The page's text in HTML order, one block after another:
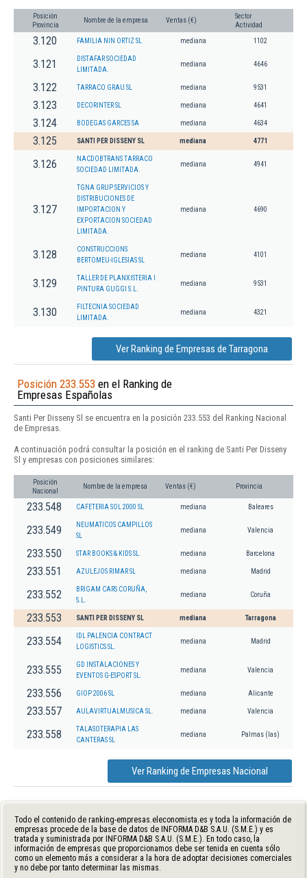
Posición
Provincia
Nombre de la empresa Ventas (€)
Sector
Actividad
3.120 FAMILIA NIN ORTIZ SL mediana 1102
3.121
DISTAFAR SOCIEDAD
LIMITADA.
mediana 4646
3.122 TARRACO GRAU SL mediana 9531
3.123 DECORINTER SL mediana 4641
3.124 BODEGAS GARCES SA mediana 4634
3.125 SANTI PER DISSENY SL mediana 4771
3.126
NACDOBTRANS TARRACO
SOCIEDAD LIMITADA.
mediana 4941
3.127
TGNA GRUP SERVICIOS Y
DISTRIBUCIONES DE
IMPORTACION Y
EXPORTACION SOCIEDAD
LIMITADA.
mediana 4690
3.128
CONSTRUCCIONS
BERTOMEU-IGLESIAS SL
mediana 4101
3.129
TALLER DE PLANXISTERIA I
PINTURA GUGGI S.L.
mediana 9531
3.130
FILTECNIA SOCIEDAD
LIMITADA.
mediana 4321
Ver Ranking de Empresas de Tarragona
Posición 233.553 en el Ranking de
Empresas Españolas
Santi Per Disseny Sl se encuentra en la posición 233.553 del Ranking Nacional
de Empresas.
A continuación podrá consultar la posición en el ranking de Santi Per Disseny
Sl y empresas con posiciones similares:
Posición
Nacional
Nombre de la empresa Ventas (€) Provincia
233.548 CAFETERIA SOL 2000 SL mediana Baleares
233.549
NEUMATICOS CAMPILLOS
SL
mediana Valencia
233.550 STAR BOOKS & KIDS SL. mediana Barcelona
233.551 AZULEJOS RIMAR SL mediana Madrid
233.552
BRIGAM CARS CORUÑA,
S.L.
mediana Coruña
233.553 SANTI PER DISSENY SL mediana Tarragona
233.554
IDL PALENCIA CONTRACT
LOGISTICS SL.
mediana Madrid
233.555
GD INSTALACIONES Y
EVENTOS G-ESPORT SL.
mediana Valencia
233.556 GIOP 2006 SL mediana Alicante
233.557 AULAVIRTUALMUSICA SL. mediana Valencia
233.558
TALASOTERAPIA LAS
CANTERAS SL
mediana Palmas (las)
Ver Ranking de Empresas Nacional
Todo el contenido de ranking-empresas.eleconomista.es y toda la información de
empresas procede de la base de datos de INFORMA D&B S.A.U. (S.M.E.) y es
tratada y suministrada por INFORMA D&B S.A.U. (S.M.E.). En todo caso, la
información de empresas que proporcionamos debe ser tenida en cuenta sólo
como un elemento más a considerar a la hora de adoptar decisiones comerciales
y no debe por tanto determinar las mismas.